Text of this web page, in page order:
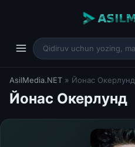
AsilMedia.NET » Йонас Окерлунд
Йонас Окерлунд